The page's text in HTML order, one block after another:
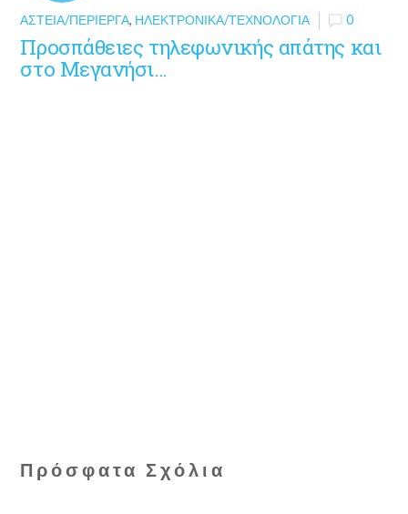
ΑΣΤΕΊΑ/ΠΕΡΊΕΡΓΑ, ΗΛΕΚΤΡΟΝΙΚΆ/ΤΕΧΝΟΛΟΓΊΑ 0
Προσπάθειες τηλεφωνικής απάτης και
στο Μεγανήσι…
Πρόσφατα Σχόλια